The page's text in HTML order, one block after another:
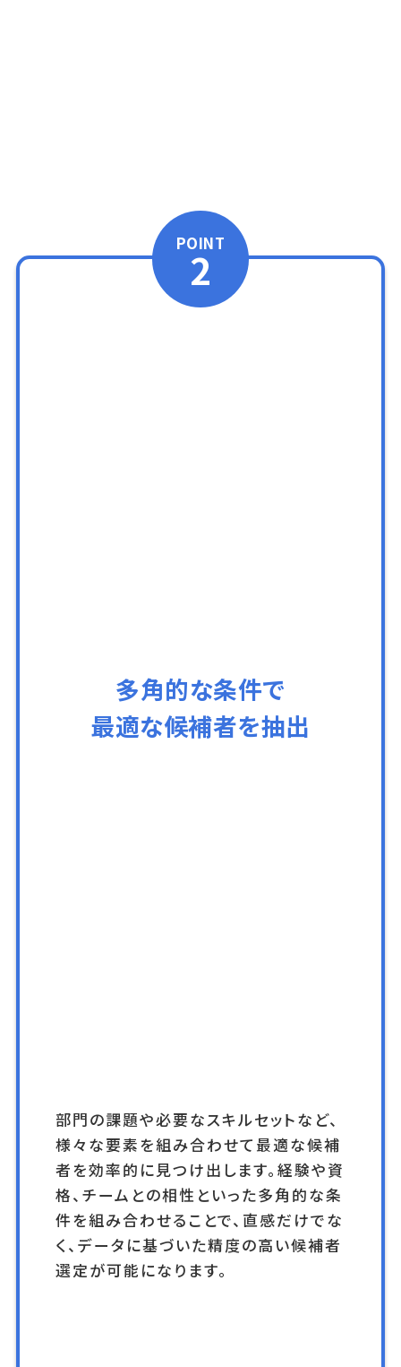
POINT
2
多角的な条件で
最適な候補者を抽出
部門の課題や必要なスキルセットなど、
様々な要素を組み合わせて最適な候補
者を効率的に見つけ出します。経験や資
格、チームとの相性といった多角的な条
件を組み合わせることで、直感だけでな
く、データに基づいた精度の高い候補者
選定が可能になります。